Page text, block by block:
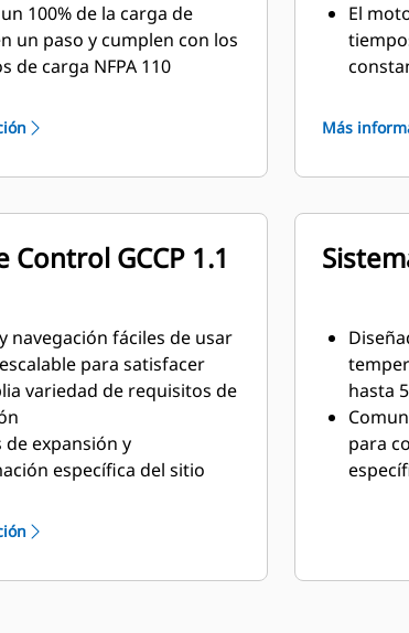
100% de la carga de
un paso y cumplen con los
de carga NFPA 110
8528-5 de estado
El
Más
Control GCCP 1.1
navegación fáciles de usar
para satisfacer
variedad de requisitos de
expansión y
específica del sitio
hasta
para